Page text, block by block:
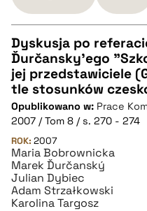
pobierz cytat
CZYSTY TEKST
pobierz cytat
BIBTEX
pobierz cytat
Dyskusja po
Ďurčansky'ego
jej przedstawiciele
tle stosunków
Opublikowano w: Prace
2007 / Tom 8 / s. 270 - 274
ROK: 2007
Maria Bobrownicka
Marek Ďurčanský
Julian Dybiec
Adam Strzałkowski
Karolina Targosz